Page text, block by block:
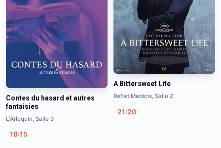
Contes du hasard et autres
fantaisies
L'Arlequin, Salle 3
18:15
A Bittersweet Life
Reflet Medicis, Salle 2
21:20